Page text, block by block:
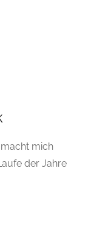
mich
der Jahre